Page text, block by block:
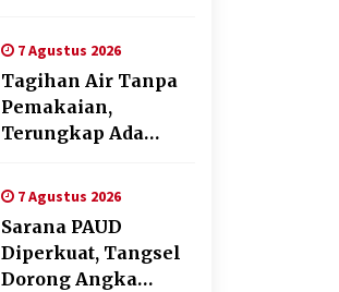
Cabai Dukung
Program Ketahanan
Pangan
7 Agustus 2026
Tagihan Air Tanpa
Pemakaian,
Terungkap Ada
Pengelolaan ,
Perumdam TKR
Didesak Transparan
7 Agustus 2026
Sarana PAUD
Diperkuat, Tangsel
Dorong Angka